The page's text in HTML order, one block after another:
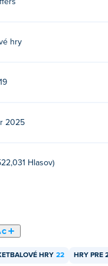
hry
2025
Hlasov)
HRY 22 HRY PRE